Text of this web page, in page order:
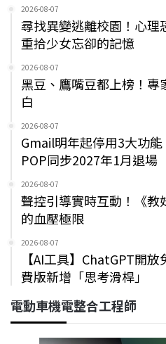
2026-08-07
尋找異變逃離校園！心理
重拾少女忘卻的記憶
2026-08-07
黑豆、鷹嘴豆都上榜！
白
2026-08-07
Gmail明年起停用3大功
POP同步2027年1月退場
2026-08-07
聲控引導實時互動！《教
的血壓極限
2026-08-07
【AI工具】ChatGPT開
費版新增「思考滑桿」
電動車機電整合工程師